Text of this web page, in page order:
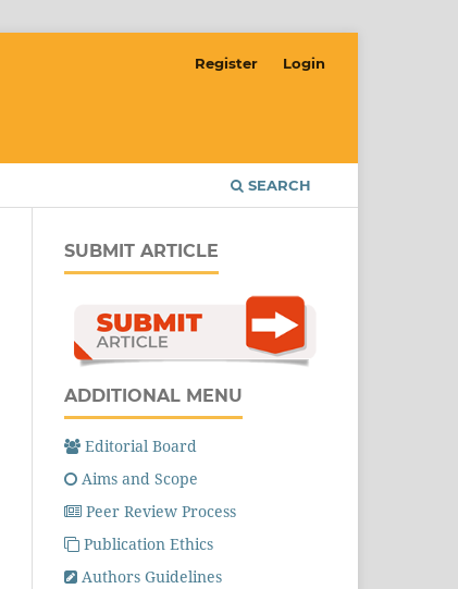
SEARCH
Register Login
SUBMIT ARTICLE
ADDITIONAL MENU
Editorial Board
Aims and Scope
Peer Review Process
Publication Ethics
Authors Guidelines